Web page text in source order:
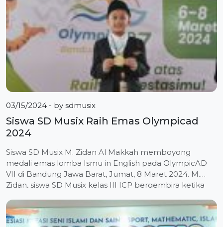
03/15/2024 - by sdmusix
Siswa SD Musix Raih Emas Olympicad
2024
Siswa SD Musix M. Zidan Al Makkah memboyong
medali emas lomba Ismu in English pada OlympicAD
VII di Bandung Jawa Barat, Jumat, 8 Maret 2024. M.
Zidan, siswa SD Musix kelas III ICP bergembira ketika
dengan skor 536,25 “Alhamdulillah, saya masuk final!”
seru Zidan setelah melihat namanya […]